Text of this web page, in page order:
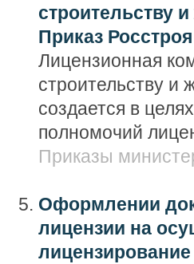
строительству
Приказ
Лицензионная
строительству и
создается в
полномочий
Приказы
Оформлении
лицензии на